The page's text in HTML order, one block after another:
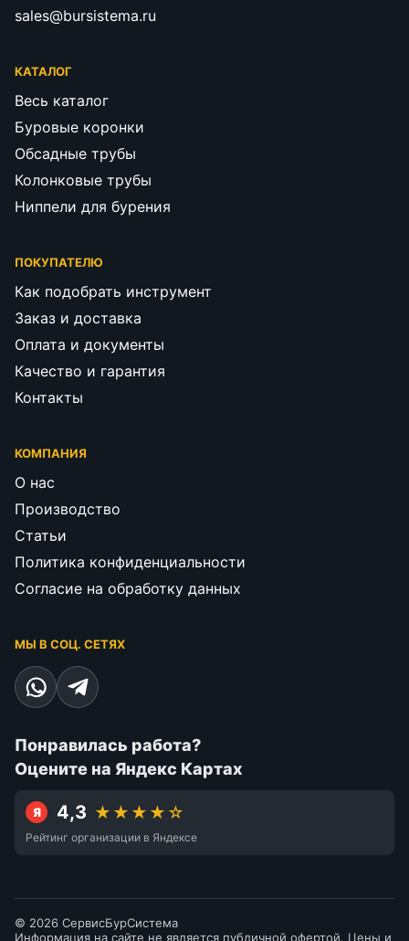
sales@bursistema.ru
КАТАЛОГ
Весь каталог
Буровые коронки
Обсадные трубы
Колонковые трубы
Ниппели для бурения
ПОКУПАТЕЛЮ
Как подобрать инструмент
Заказ и доставка
Оплата и документы
Качество и гарантия
Контакты
КОМПАНИЯ
О нас
Производство
Статьи
Политика конфиденциальности
Согласие на обработку данных
МЫ В СОЦ. СЕТЯХ
Понравилась работа?
Оцените на Яндекс Картах
Я 4,3 ★★★★☆
Рейтинг организации в Яндексе
© 2026 СервисБурСистема
Информация на сайте не является публичной офертой. Цены и